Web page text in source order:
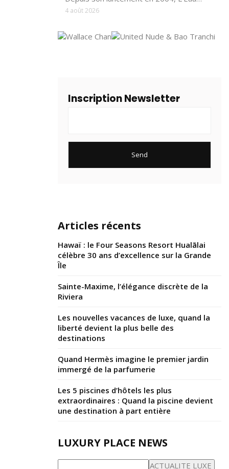
4 août 2026
Inscription Newsletter
Articles récents
Hawaï : le Four Seasons Resort Hualālai
célèbre 30 ans d’excellence sur la Grande
Île
Sainte-Maxime, l’élégance discrète de la
Riviera
Les nouvelles vacances de luxe, quand la
liberté devient la plus belle des
destinations
Quand Hermès imagine le premier jardin
immergé de la parfumerie
Les 5 piscines d’hôtels les plus
extraordinaires : Quand la piscine devient
une destination à part entière
LUXURY PLACE NEWS